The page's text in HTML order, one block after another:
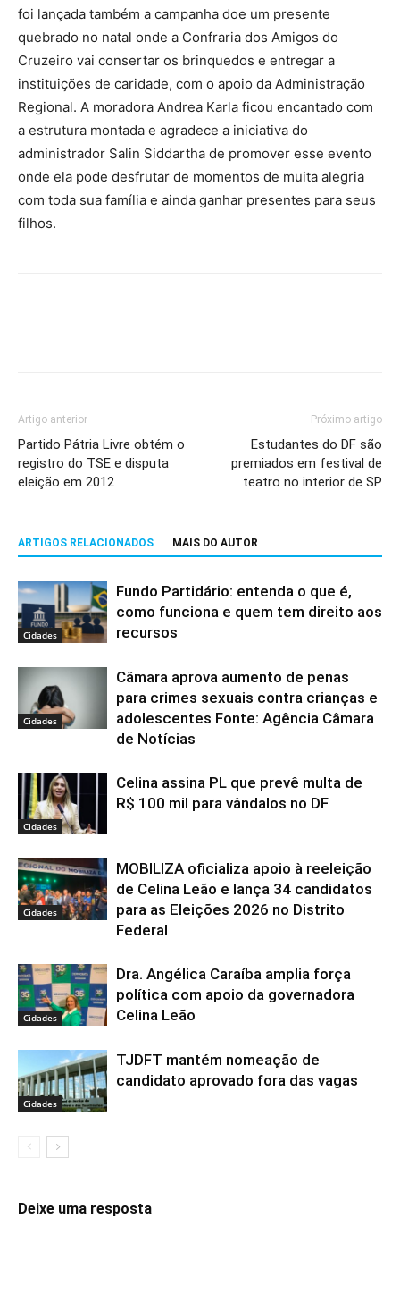
foi lançada também a campanha doe um presente
quebrado no natal onde a Confraria dos Amigos do
Cruzeiro vai consertar os brinquedos e entregar a
instituições de caridade, com o apoio da Administração
Regional. A moradora Andrea Karla ficou encantado com
a estrutura montada e agradece a iniciativa do
administrador Salin Siddartha de promover esse evento
onde ela pode desfrutar de momentos de muita alegria
com toda sua família e ainda ganhar presentes para seus
filhos.
Artigo anterior
Partido Pátria Livre obtém o
registro do TSE e disputa
eleição em 2012
Próximo artigo
Estudantes do DF são
premiados em festival de
teatro no interior de SP
ARTIGOS RELACIONADOS MAIS DO AUTOR
Cidades
Fundo Partidário: entenda o que é,
como funciona e quem tem direito aos
recursos
Cidades
Câmara aprova aumento de penas
para crimes sexuais contra crianças e
adolescentes Fonte: Agência Câmara
de Notícias
Cidades
Celina assina PL que prevê multa de
R$ 100 mil para vândalos no DF
Cidades
MOBILIZA oficializa apoio à reeleição
de Celina Leão e lança 34 candidatos
para as Eleições 2026 no Distrito
Federal
Cidades
Dra. Angélica Caraíba amplia força
política com apoio da governadora
Celina Leão
Cidades
TJDFT mantém nomeação de
candidato aprovado fora das vagas
Deixe uma resposta